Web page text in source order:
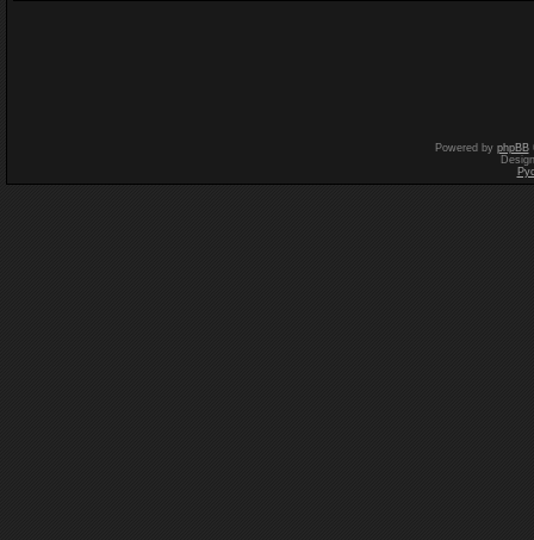
Powered by phpBB